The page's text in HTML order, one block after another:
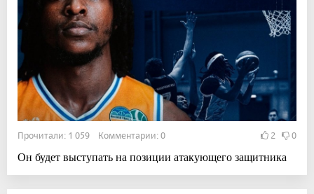
Прочитали: 1 059 Комментарии: 0 2 0
Он будет выступать на позиции атакующего защитника